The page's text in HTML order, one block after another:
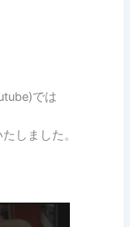
では
しました。